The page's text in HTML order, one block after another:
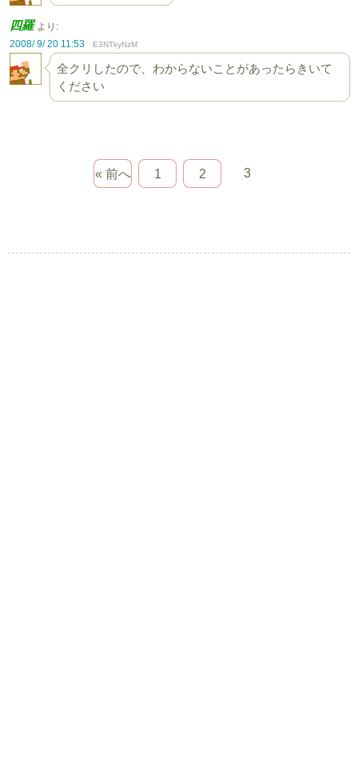
四羅 より:
2008/ 9/ 20 11:53
E3NTkyNzM
全クリしたので、わからないことがあったらきいて
ください
« 前へ 1 2 3